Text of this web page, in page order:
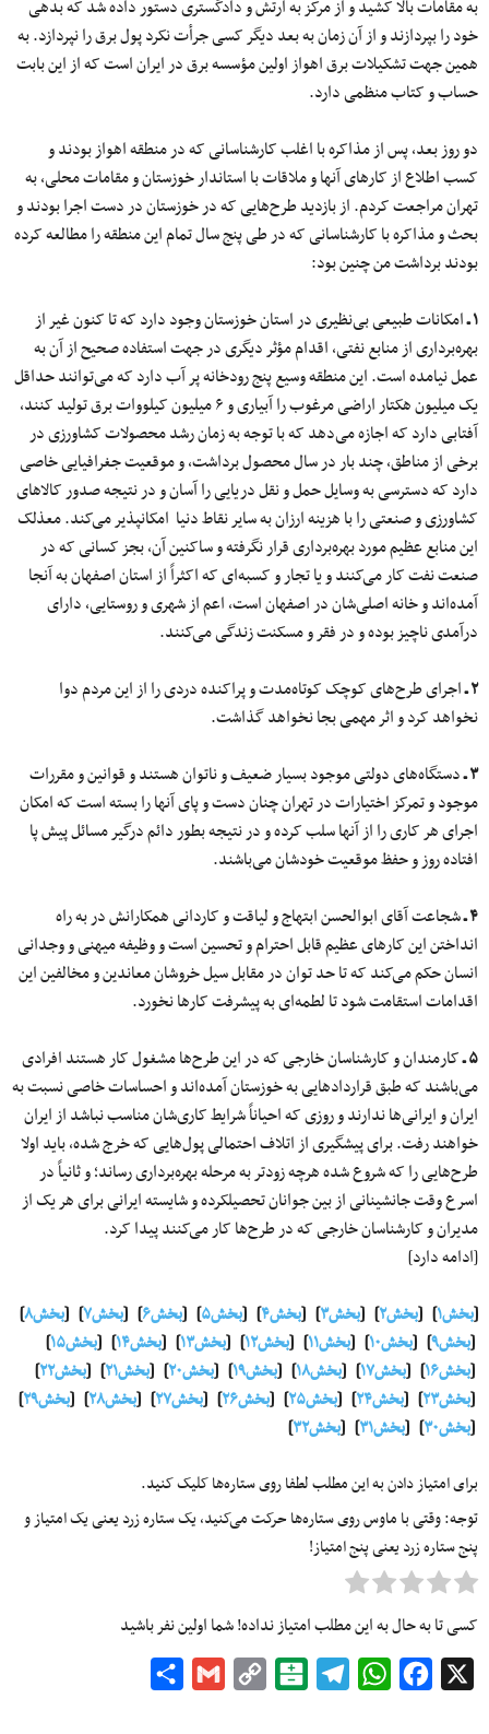
به مقامات بالا کشید و از مرکز به ارتش و دادگستری دستور داده شد که بدهی
خود را بپردازند و از آن زمان به بعد دیگر کسی جرأت نکرد پول برق را نپردازد. به
همین جهت تشکیلات برق اهواز اولین مؤسسه برق در ایران است که از این بابت
حساب و کتاب منظمی دارد.
دو روز بعد، پس از مذاکره با اغلب کارشناسانی که در منطقه اهواز بودند و
کسب اطلاع از کارهای آنها و ملاقات با استاندار خوزستان و مقامات محلی، به
تهران مراجعت کردم. از بازدید طرح‌هایی که در خوزستان در دست اجرا بودند و
بحث و مذاکره با کارشناسانی که در طی پنج سال تمام این منطقه را مطالعه کرده
بودند برداشت من چنین بود:
۱ ـ امکانات طبیعی بی‌نظیری در استان خوزستان وجود دارد که تا کنون غیر از
بهره‌برداری از منابع نفتی، اقدام مؤثر دیگری در جهت استفاده صحیح از آن به
عمل نیامده است. این منطقه وسیع پنج رودخانه پر آب دارد که می‌توانند حداقل
یک میلیون هکتار اراضی مرغوب را آبیاری و ۶ میلیون کیلووات برق تولید کنند،
آفتابی دارد که اجازه می‌دهد که با توجه به زمان رشد محصولات کشاورزی در
برخی از مناطق، چند بار در سال محصول برداشت، و موقعیت جغرافیایی خاصی
دارد که دسترسی به وسایل حمل و نقل دریایی را آسان و در نتیجه صدور کالاهای
کشاورزی و صنعتی را با هزینه ارزان به سایر نقاط دنیا امکانپذیر می‌کند. معذلک
این منابع عظیم مورد بهره‌برداری قرار نگرفته و ساکنین آن، بجز کسانی که در
صنعت نفت کار می‌کنند و یا تجار و کسبه‌ای که اکثراً از استان اصفهان به آنجا
آمده‌اند و خانه اصلی‌شان در اصفهان است، اعم از شهری و روستایی، دارای
درآمدی ناچیز بوده و در فقر و مسکنت زندگی می‌کنند.
۲ ـ اجرای طرح‌های کوچک کوتاه‌مدت و پراکنده دردی را از این مردم دوا
نخواهد کرد و اثر مهمی بجا نخواهد گذاشت.
۳ ـ دستگاه‌های دولتی موجود بسیار ضعیف و ناتوان هستند و قوانین و مقررات
موجود و تمرکز اختیارات در تهران چنان دست و پای آنها را بسته است که امکان
اجرای هر کاری را از آنها سلب کرده و در نتیجه بطور دائم درگیر مسائل پیش پا
افتاد‌ه روز و حفظ موقعیت خودشان می‌باشند.
۴ ـ شجاعت آقای ابوالحسن ابتهاج و لیاقت و کاردانی همکارانش در به راه
انداختن این کارهای عظیم قابل احترام و تحسین است و وظیفه میهنی و وجدانی
انسان حکم می‌کند که تا حد توان در مقابل سیل خروشان معاندین و مخالفین این
اقدامات استقامت شود تا لطمه‌ای به پیشرفت کارها نخورد.
۵ ـ کارمندان و کارشناسان خارجی که در این طرح‌ها مشغول کار هستند افرادی
می‌باشند که طبق قراردادهایی به خوزستان آمده‌اند و احساسات خاصی نسبت به
ایران و ایرانی‌ها ندارند و روزی که احیاناً شرایط کاری‌شان مناسب نباشد از ایران
خواهند رفت. برای پیشگیری از اتلاف احتمالی پول‌هایی که خرج شده، باید اولا
طرح‌هایی را که شروع شده هرچه زودتر به مرحله بهره‌برداری رساند؛ و ثانیاً در
اسرع وقت جانشینانی از بین جوانان تحصیلکرده و شایسته ایرانی برای هر یک از
مدیران و کارشناسان خارجی که در طرح‌ها کار می‌کنند پیدا کرد.
[ادامه دارد]
[بخش۱] [بخش۲ ] [بخش۳ ] [بخش۴ ] [بخش۵ ] [بخش۶ ] [بخش۷ ] [بخش۸ ]
[بخش۹ ] [بخش۱۰ ] [بخش۱۱ ] [بخش۱۲ ] [بخش۱۳ ] [بخش۱۴ ] [بخش۱۵ ]
[بخش۱۶ ] [بخش۱۷ ] [بخش۱۸ ] [بخش۱۹ ] [بخش۲۰ ] [بخش۲۱ ] [بخش۲۲ ]
[بخش۲۳ ] [بخش۲۴ ] [بخش۲۵ ] [بخش۲۶ ] [بخش۲۷ ] [بخش۲۸ ] [بخش۲۹ ]
[بخش۳۰ ] [بخش۳۱ ] [بخش۳۲ ]
برای امتیاز دادن به این مطلب لطفا روی ستاره‌ها کلیک کنید.
توجه: وقتی با ماوس روی ستاره‌ها حرکت می‌کنید، یک ستاره زرد یعنی یک امتیاز و
پنج ستاره زرد یعنی پنج امتیاز!
کسی تا به حال به این مطلب امتیاز نداده! شما اولین نفر باشید
Facebook
WhatsApp
Telegram
Balatarin
Copy
Gmail